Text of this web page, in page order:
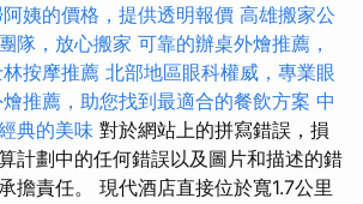
姨的價格，提供透明報價 高雄搬家公
隊，放心搬家 可靠的辦桌外燴推薦，
按摩推薦 北部地區眼科權威，專業眼
推薦，助您找到最適合的餐飲方案 中
典的美味 對於網站上的拼寫錯誤，損
計劃中的任何錯誤以及圖片和描述的錯
擔責任。 現代酒店直接位於寬1.7公里